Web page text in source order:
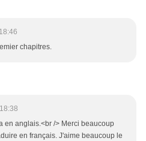
chapitres.
en anglais.<br /> Merci beaucoup
en français. J'aime beaucoup le